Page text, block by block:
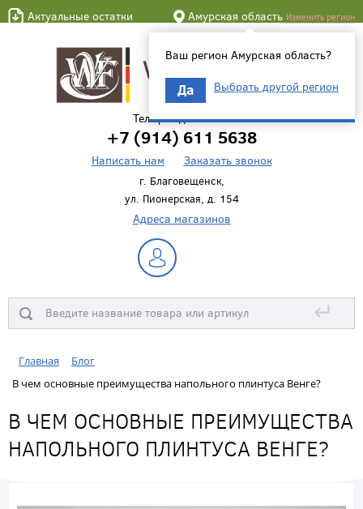
Актуальные остатки Амурская область Изменить регион
Ваш регион Амурская область?
Да Выбрать другой регион
Телефон для связи
+7 (914) 611 5638
Написать нам Заказать звонок
г. Благовещенск,
ул. Пионерская, д. 154
Адреса магазинов
↵
Главная
Блог
В чем основные преимущества напольного плинтуса Венге?
В ЧЕМ ОСНОВНЫЕ ПРЕИМУЩЕСТВА
НАПОЛЬНОГО ПЛИНТУСА ВЕНГЕ?